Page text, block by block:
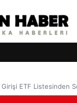
ETF Listesinden